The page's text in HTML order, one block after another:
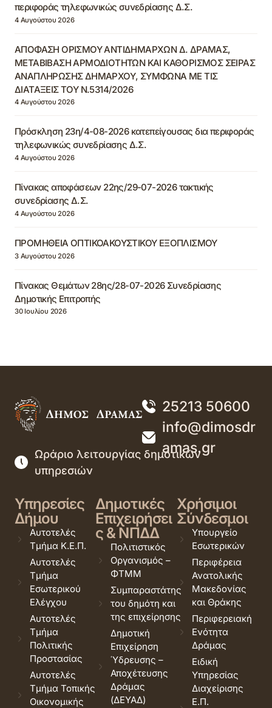
περιφοράς τηλεφωνικώς συνεδρίασης Δ.Σ.
4 Αυγούστου 2026
ΑΠΟΦΑΣΗ ΟΡΙΣΜΟΥ ΑΝΤΙΔΗΜΑΡΧΩΝ Δ. ΔΡΑΜΑΣ,
ΜΕΤΑΒΙΒΑΣΗ ΑΡΜΟΔΙΟΤΗΤΩΝ ΚΑΙ ΚΑΘΟΡΙΣΜΟΣ ΣΕΙΡΑΣ
ΑΝΑΠΛΗΡΩΣΗΣ ΔΗΜΑΡΧΟΥ, ΣΥΜΦΩΝΑ ΜΕ ΤΙΣ
ΔΙΑΤΑΞΕΙΣ ΤΟΥ Ν.5314/2026
4 Αυγούστου 2026
Πρόσκληση 23η/4-08-2026 κατεπείγουσας δια περιφοράς
τηλεφωνικώς συνεδρίασης Δ.Σ.
4 Αυγούστου 2026
Πίνακας αποφάσεων 22ης/29-07-2026 τακτικής
συνεδρίασης Δ.Σ.
4 Αυγούστου 2026
ΠΡΟΜΗΘΕΙΑ ΟΠΤΙΚΟΑΚΟΥΣΤΙΚΟΥ ΕΞΟΠΛΙΣΜΟΥ
3 Αυγούστου 2026
Πίνακας Θεμάτων 28ης/28-07-2026 Συνεδρίασης
Δημοτικής Επιτροπής
30 Ιουλίου 2026
25213 50600
info@dimosdr
amas.gr
Ωράριο λειτουργίας δημοτικών
υπηρεσιών
Υπηρεσίες
Δήμου
Αυτοτελές
Τμήμα Κ.Ε.Π.
Αυτοτελές
Τμήμα
Εσωτερικού
Ελέγχου
Αυτοτελές
Τμήμα
Πολιτικής
Προστασίας
Αυτοτελές
Τμήμα Τοπικής
Οικονομικής
Δημοτικές
Επιχειρήσει
ς & ΝΠΔΔ
Πολιτιστικός
Οργανισμός –
ΦΤΜΜ
Συμπαραστάτης
του δημότη και
της επιχείρησης
Δημοτική
Επιχείρηση
Ύδρευσης –
Αποχέτευσης
Δράμας
(ΔΕΥΑΔ)
Χρήσιμοι
Σύνδεσμοι
Υπουργείο
Εσωτερικών
Περιφέρεια
Ανατολικής
Μακεδονίας
και Θράκης
Περιφερειακή
Ενότητα
Δράμας
Ειδική
Υπηρεσίας
Διαχείρισης
Ε.Π.